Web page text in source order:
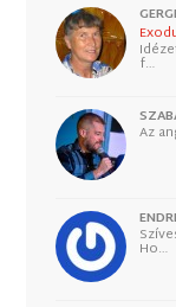
f…
Az
Ho…